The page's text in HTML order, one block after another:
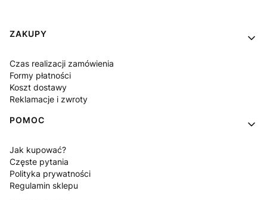
Linki w stopce
ZAKUPY
Czas realizacji zamówienia
Formy płatności
Koszt dostawy
Reklamacje i zwroty
POMOC
Jak kupować?
Częste pytania
Polityka prywatności
Regulamin sklepu